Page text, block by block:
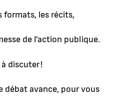
formats, les récits,
de l'action publique.
discuter !
débat avance, pour vous